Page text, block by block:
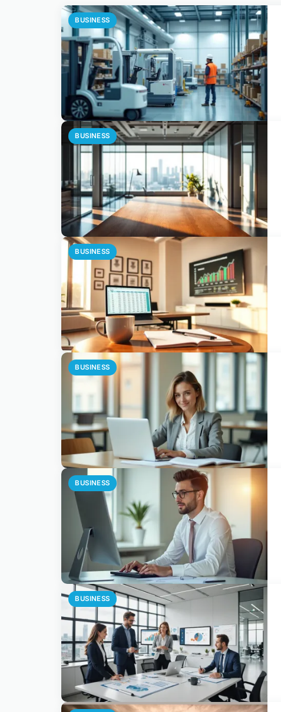
BUSINESS
BUSINESS
BUSINESS
BUSINESS
BUSINESS
BUSINESS